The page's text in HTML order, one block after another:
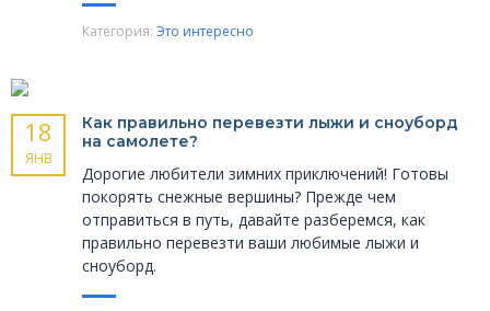
Категория: Это интересно
18
ЯНВ
Как правильно перевезти лыжи и сноуборд
на самолете?
Дорогие любители зимних приключений! Готовы
покорять снежные вершины? Прежде чем
отправиться в путь, давайте разберемся, как
правильно перевезти ваши любимые лыжи и
сноуборд.